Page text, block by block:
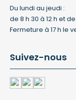
Du lundi au jeudi :
de 8 h 30 à 12 h et de
Fermeture à 17 h le
Suivez-nous